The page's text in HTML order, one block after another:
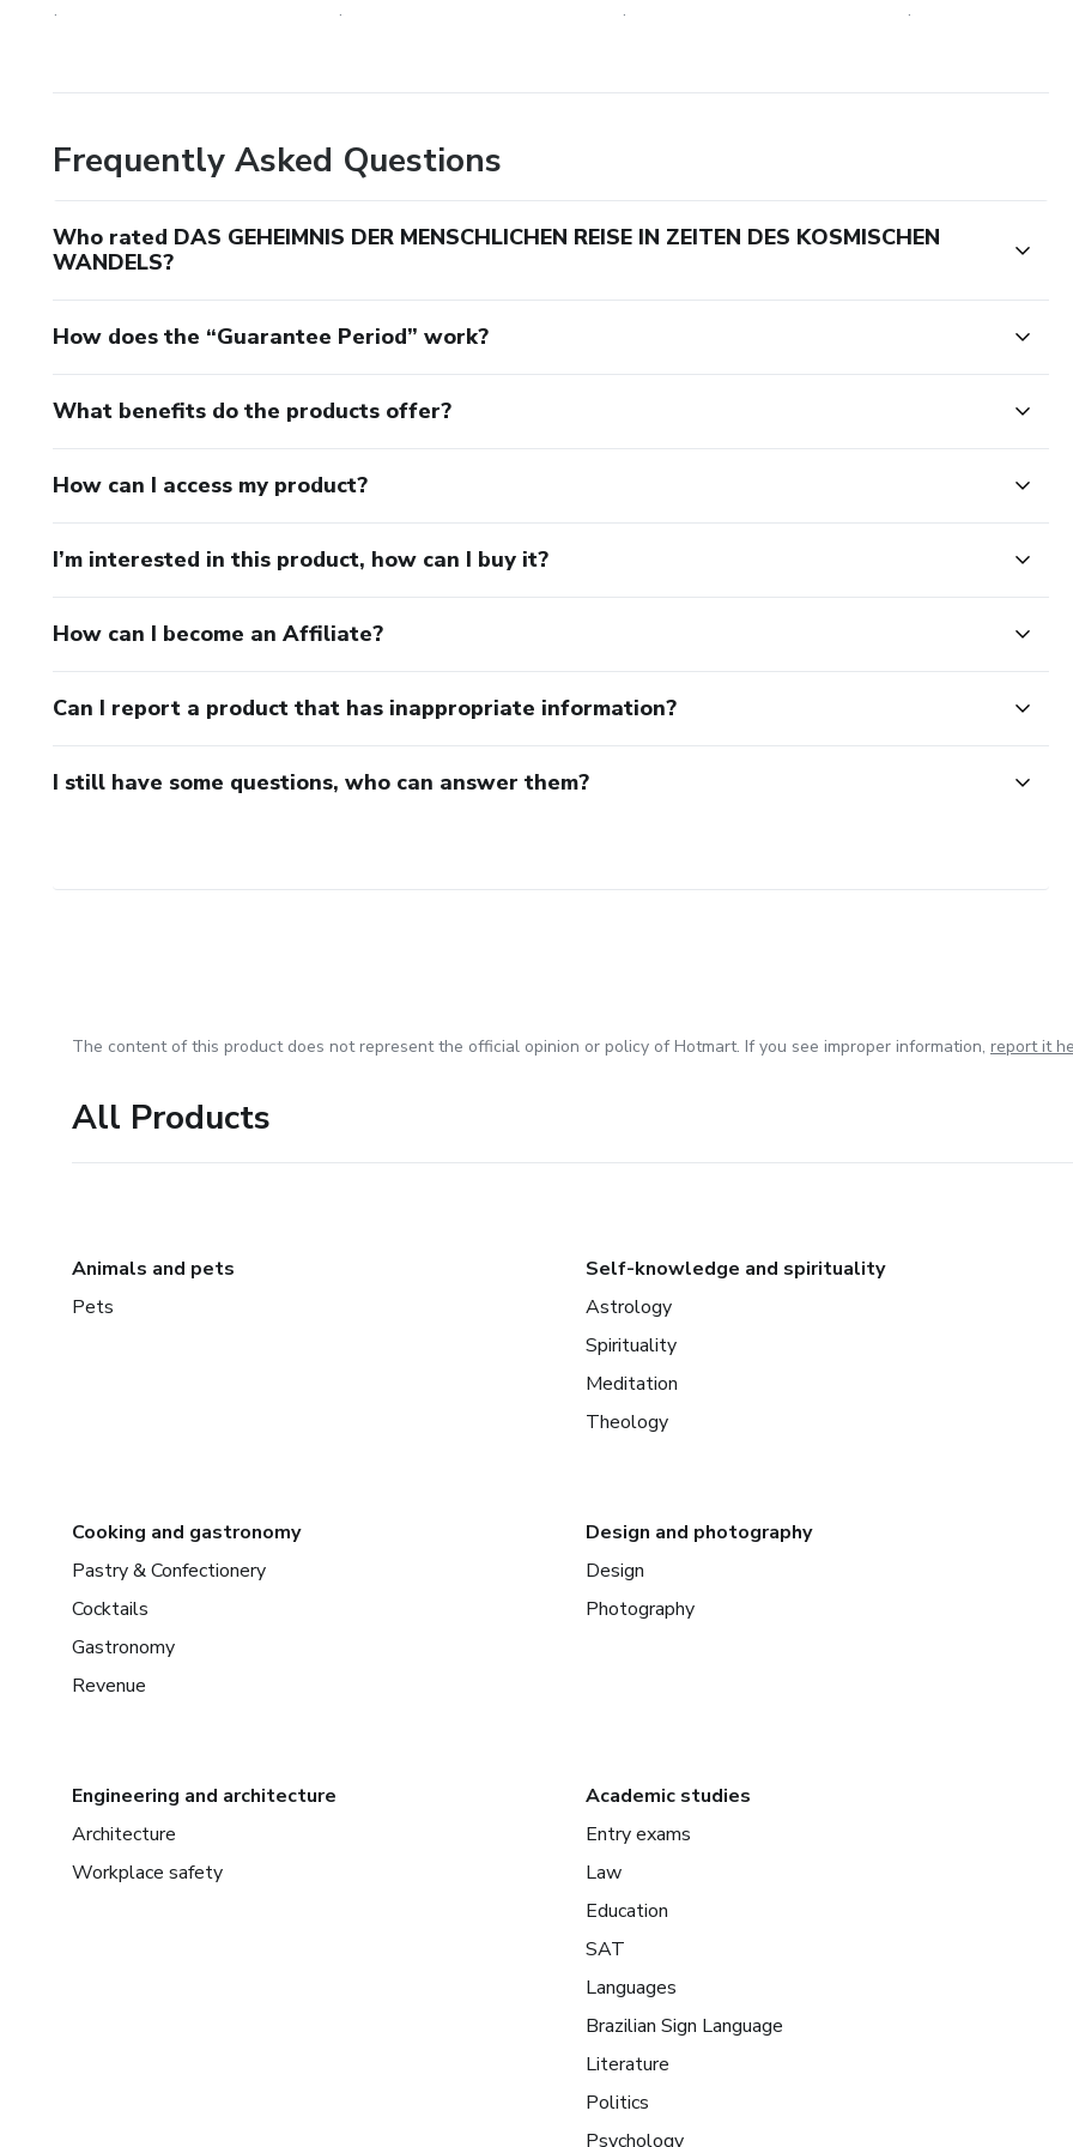
. . . .
Frequently Asked Questions
Who rated DAS GEHEIMNIS DER MENSCHLICHEN REISE IN ZEITEN DES KOSMISCHEN
WANDELS?
How does the “Guarantee Period” work?
What benefits do the products offer?
How can I access my product?
I’m interested in this product, how can I buy it?
How can I become an Affiliate?
Can I report a product that has inappropriate information?
I still have some questions, who can answer them?
The content of this product does not represent the official opinion or policy of Hotmart. If you see improper information, report it
All Products
Animals and pets
Pets
Self-knowledge and spirituality
Astrology
Spirituality
Meditation
Theology
Cooking and gastronomy
Pastry & Confectionery
Cocktails
Gastronomy
Revenue
Design and photography
Design
Photography
Engineering and architecture
Architecture
Workplace safety
Academic studies
Entry exams
Law
Education
SAT
Languages
Brazilian Sign Language
Literature
Politics
Psychology